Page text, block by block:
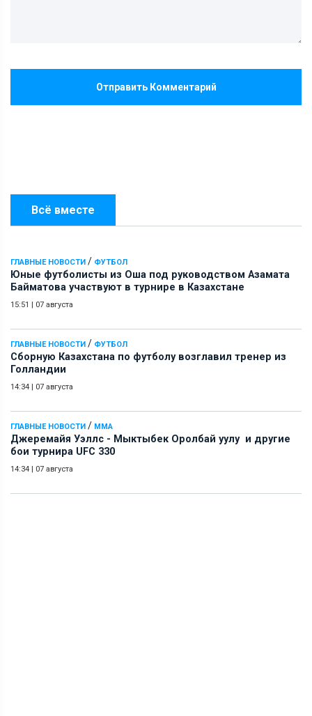
Всё вместе
ГЛАВНЫЕ НОВОСТИ / ФУТБОЛ
Юные футболисты из Оша под руководством Азамата
Байматова участвуют в турнире в Казахстане
15:51 | 07 августа
ГЛАВНЫЕ НОВОСТИ / ФУТБОЛ
Сборную Казахстана по футболу возглавил тренер из
Голландии
14:34 | 07 августа
ГЛАВНЫЕ НОВОСТИ / ММА
Джеремайя Уэллс - Мыктыбек Оролбай уулу и другие
бои турнира UFC 330
14:34 | 07 августа
Отправить Комментарий